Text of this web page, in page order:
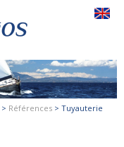
> Références > Tuyauterie